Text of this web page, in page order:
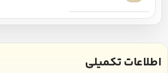
اطلاعات تکمیلی